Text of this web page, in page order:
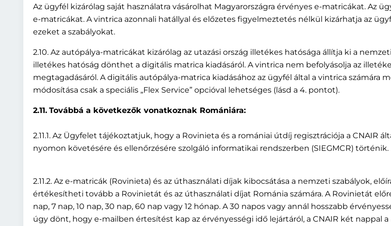
Az ügyfél kizárólag saját használatra vásárolhat Magyarországra érvényes e-matricákat. Az
e-matricákat. A vintrica azonnali hatállyal és előzetes figyelmeztetés nélkül kizárhatja az
ezeket a szabályokat.
2.10. Az autópálya-matricákat kizárólag az utazási ország illetékes hatósága állítja ki a
illetékes hatóság dönthet a digitális matrica kiadásáról. A vintrica nem befolyásolja az
megtagadásáról. A digitális autópálya-matrica kiadásához az ügyfél által a vintrica számára
módosítása csak a speciális „Flex Service” opcióval lehetséges (lásd a 4. pontot).
2.11. Továbbá a következők vonatkoznak Romániára:
2.11.1. Az Ügyfelet tájékoztatjuk, hogy a Rovinieta és a romániai útdíj regisztrációja a CNAIR
nyomon követésére és ellenőrzésére szolgáló informatikai rendszerben (SIEGMCR) történik.
2.11.2. Az e-matricák (Rovinieta) és az úthasználati díjak kibocsátása a nemzeti szabályok,
értékesítheti tovább a Rovinietát és az úthasználati díjat Románia számára. A Rovinietát
nap, 7 nap, 10 nap, 30 nap, 60 nap vagy 12 hónap. A 30 napos vagy annál hosszabb
úgy dönt, hogy e-mailben értesítést kap az érvényességi idő lejártáról, a CNAIR két nappal